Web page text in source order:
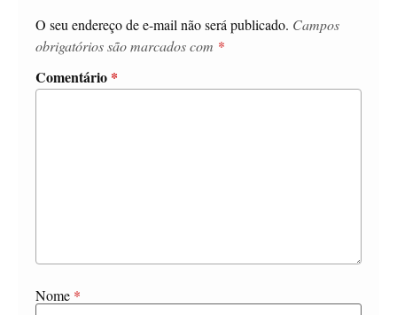
O seu endereço de e-mail não será publicado. Campos
obrigatórios são marcados com *
Comentário *
Nome *